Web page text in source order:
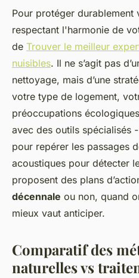
Pour protéger durablement
respectant l'harmonie de
de Trouver le meilleur
nuisibles. Il ne s’agit pas
nettoyage, mais d’une
votre type de logement,
préoccupations
avec des outils spécialisés
pour repérer les passages
acoustiques pour détecter
proposent des plans
décennale ou non, quand
mieux vaut anticiper.
Comparatif des
naturelles vs